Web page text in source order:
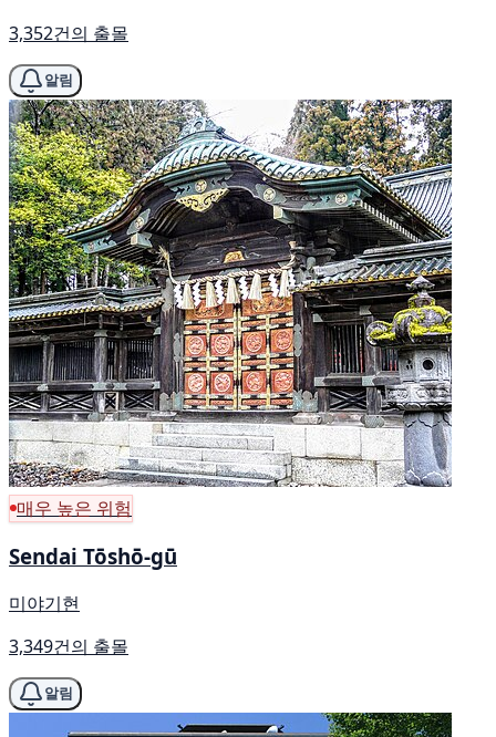
3,352건의 출몰
알림
매우 높은 위험
Sendai Tōshō-gū
미야기현
3,349건의 출몰
알림